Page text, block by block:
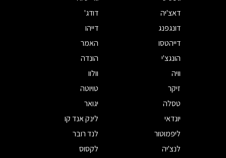
דאצ'יה
דודג'
דונגפנג
דייהו
דייהטסו
האמר
הונגצ'י
הונדה
וויה
וולוו
זיקר
טויוטה
טסלה
יגואר
יונדאי
לינק אנד קו
ליפמוטור
לנד רובר
לנצ'יה
לקסוס